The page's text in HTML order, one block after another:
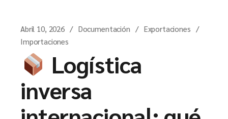
Abril 10, 2026 Documentación
Exportaciones
Importaciones
Logística
inversa